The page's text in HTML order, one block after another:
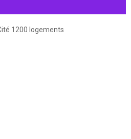
1200 logements